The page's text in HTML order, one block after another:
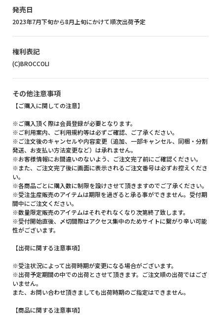
発売日
2023年7月下旬から8月上旬にかけて順次出荷予定
権利表記
(C)BROCCOLI
その他注意事項
【ご購入に関しての注意】
※ご購入頂く際は会員登録が必要となります。
※ご利用案内、ご利用規約等は必ずご確認、ご了承ください。
※ご注文後のキャンセルや内容変更（追加、一部キャンセル、同梱・分割
発送、お支払い方法変更など）は承れません。
※お客様情報にお間違いのないよう、ご注文完了前にご確認ください。
※また、ご注文完了後に画面に表示されるご注文番号は必ずお控えくださ
い。
※各商品ごとに購入数に制限を設けさせて頂きますのでご了承ください。
※受注生産販売のアイテムは期限を過ぎると承る事ができません。受付期
間中にご注文ください。
※数量限定販売のアイテムはそれぞれなくなり次第終了致します。
※受付開始直後、〆切間際はアクセス集中のためサイトに繋がり辛い可能
性がございます。
【出荷に関する注意事項】
※受注状況によって出荷時期が変更になる場合がございます。
※出荷予定期間の中での出荷とさせて頂きます。ご注文順の出荷ではござ
いません。
また、お問い合わせ頂きましても出荷時期のご指定はできません。
【商品に関する注意事項】